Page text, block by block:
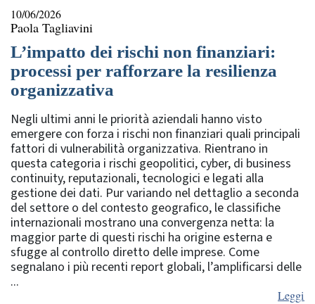
10/06/2026
Paola Tagliavini
L’impatto dei rischi non finanziari:
processi per rafforzare la resilienza
organizzativa
Negli ultimi anni le priorità aziendali hanno visto
emergere con forza i rischi non finanziari quali principali
fattori di vulnerabilità organizzativa. Rientrano in
questa categoria i rischi geopolitici, cyber, di business
continuity, reputazionali, tecnologici e legati alla
gestione dei dati. Pur variando nel dettaglio a seconda
del settore o del contesto geografico, le classifiche
internazionali mostrano una convergenza netta: la
maggior parte di questi rischi ha origine esterna e
sfugge al controllo diretto delle imprese. Come
segnalano i più recenti report globali, l’amplificarsi delle
...
Leggi